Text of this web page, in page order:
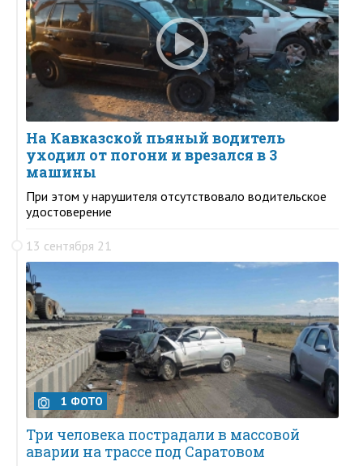
На Кавказской пьяный водитель
уходил от погони и врезался в 3
машины
При этом у нарушителя отсутствовало водительское
удостоверение
13 сентября 21
1 ФОТО
Три человека пострадали в массовой
аварии на трассе под Саратовом